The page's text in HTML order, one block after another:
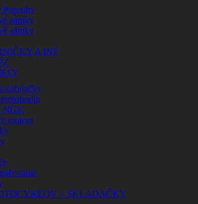
Popruhy
zámky
zámky
A INÉ
nabíjačky
NGK
motora
– SKLADAČKY